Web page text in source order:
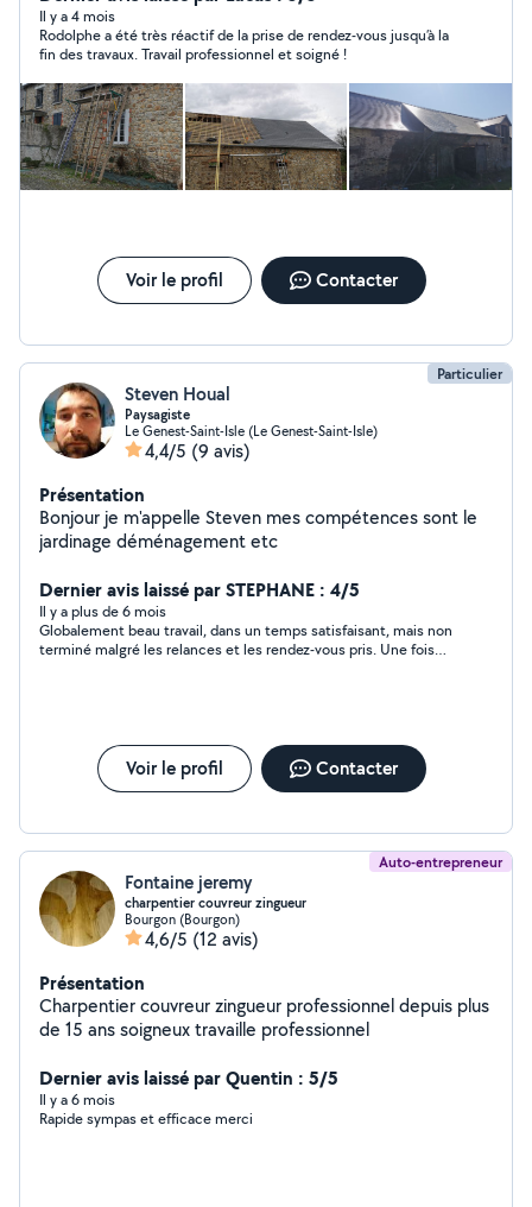
Il y a 4 mois
Rodolphe a été très réactif de la prise de rendez-vous jusqu’à la
fin des travaux. Travail professionnel et soigné !
Voir le profil Contacter
Particulier
Steven Houal
Paysagiste
Le Genest-Saint-Isle (Le Genest-Saint-Isle)
4,4/5 (9 avis)
Présentation
Bonjour je m'appelle Steven mes compétences sont le
jardinage déménagement etc
Dernier avis laissé par STEPHANE : 4/5
Il y a plus de 6 mois
Globalement beau travail, dans un temps satisfaisant, mais non
terminé malgré les relances et les rendez-vous pris. Une fois
Voir le profil Contacter
Auto-entrepreneur
Fontaine jeremy
charpentier couvreur zingueur
Bourgon (Bourgon)
4,6/5 (12 avis)
Présentation
Charpentier couvreur zingueur professionnel depuis plus
de 15 ans soigneux travaille professionnel
Dernier avis laissé par Quentin : 5/5
Il y a 6 mois
Rapide sympas et efficace merci